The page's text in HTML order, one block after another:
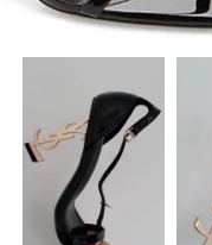
ampliar